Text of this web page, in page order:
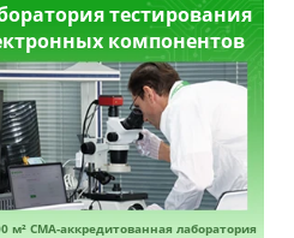
тестирования
компонентов
м² CMA-аккредитованная лаборатория